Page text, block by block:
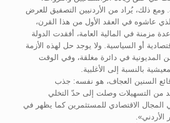
ومع ذلك، يُراد من الأردنيين التصفيق للعرض
عاشوه في العقد الأول من هذا القرن،
مزمنة في المالية العامة، أفقدت الدولة
أو السياسية. ولا يوجد حل لهذه الأزمة
المديونية في دائرة مغلقة، وفي الوقت
بالنسبة إلى الأغلبية.
السنين العجاف، هو نفسه: جذب
من التسهيلات وصلت إلى حدّ التخلي
المجال الاقتصادي للمستثمرين كما يظهر في
الأردني».